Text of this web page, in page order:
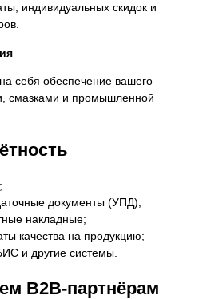
индивидуальных скидок и
себя обеспечение вашего
смазками и промышленной
документы (УПД);
накладные;
качества на продукцию;
и другие системы.
B2B-партнёрам